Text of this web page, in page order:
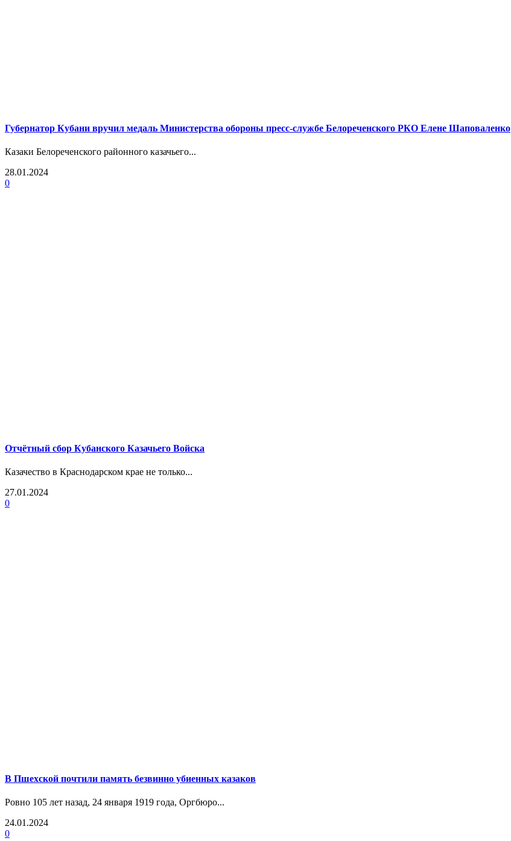
Губернатор Кубани вручил медаль Министерства обороны пресс-службе Белореченского РКО Елене Шаповаленко
Казаки Белореченского районного казачьего...
28.01.2024
0
Отчётный сбор Кубанского Казачьего Войска
Казачество в Краснодарском крае не только...
27.01.2024
0
В Пшехской почтили память безвинно убиенных казаков
Ровно 105 лет назад, 24 января 1919 года, Оргбюро...
24.01.2024
0